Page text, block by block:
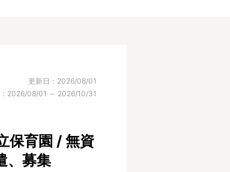
更新日：2026/08/01
2026/08/01 ～ 2026/10/31
保育園 / 無資
、募集